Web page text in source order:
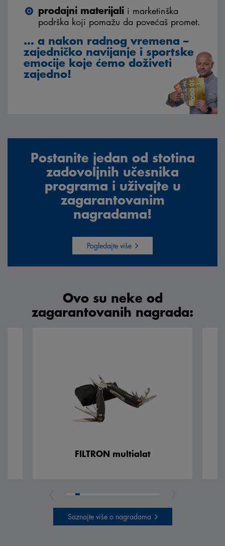
prodajni materijali i marketinška
podrška koji pomažu da povećaš promet.
… a nakon radnog vremena –
zajedničko navijanje i sportske
emocije koje ćemo doživeti
zajedno!
Postanite jedan od stotina
zadovoljnih učesnika
programa i uživajte u
zagarantovanim
nagradama!
Pogledajte više
Ovo su neke od
zagarantovanih nagrada:
FILTRON multialat
Saznajte više o nagradama